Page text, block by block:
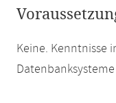
Keine. Kenntnisse